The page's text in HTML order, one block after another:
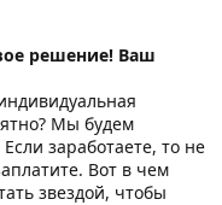
решение! Ваш
Мы будем
заработаете, то не
Вот в чем
звездой, чтобы